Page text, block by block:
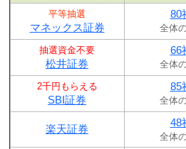
平等抽選
マネックス証券
80
全体
抽選資金不要
松井証券
66
全体
2千円もらえる
SBI証券
85
全体
楽天証券
48
全体